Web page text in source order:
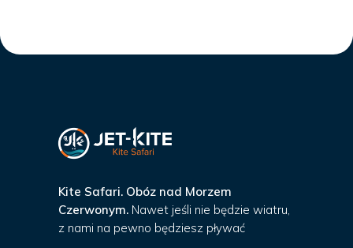
Kite Safari. Obóz nad Morzem
Czerwonym. Nawet jeśli nie będzie wiatru,
z nami na pewno będziesz pływać